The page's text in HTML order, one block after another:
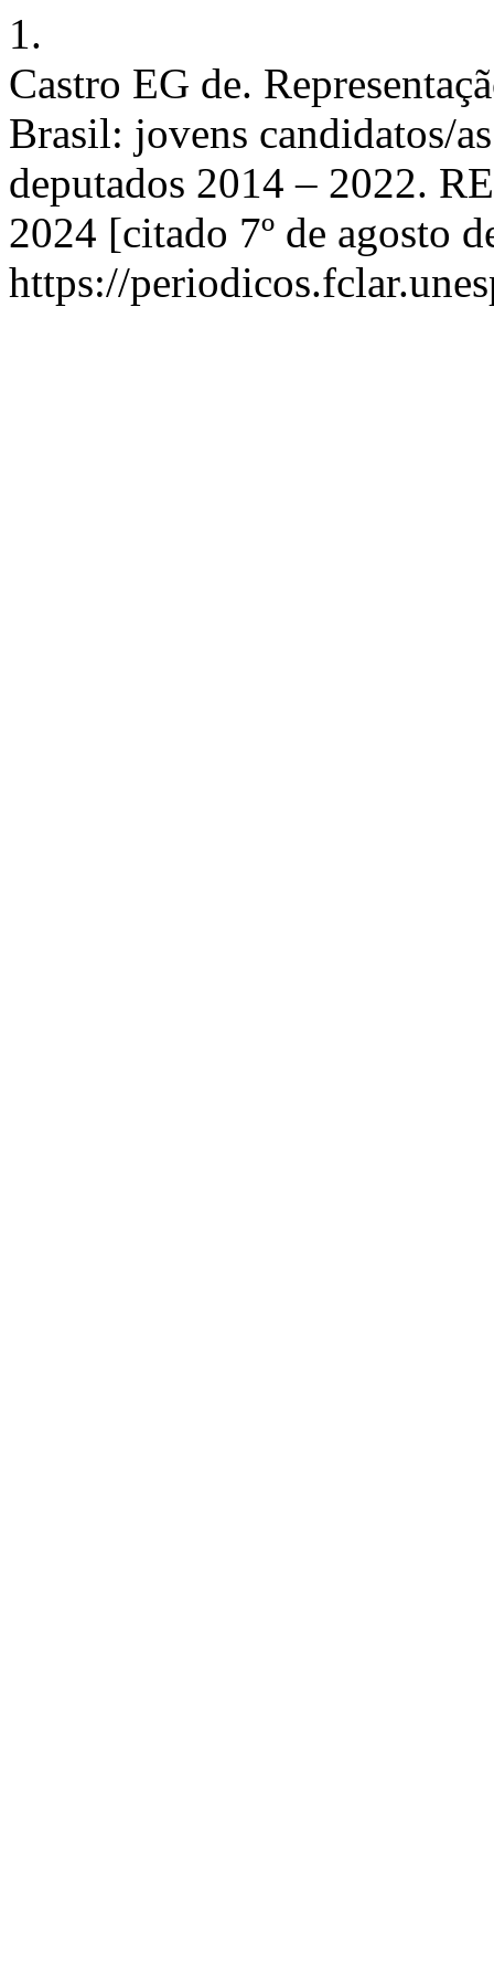
1.
Castro EG de.
Brasil: jovens candidatos/
deputados 2014 – 2022.
2024 [citado 7º de agosto
https://